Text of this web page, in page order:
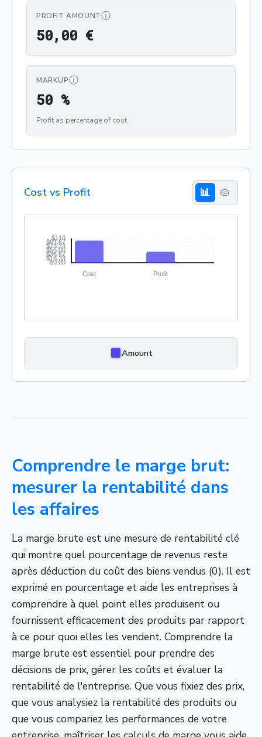
PROFIT AMOUNTⓘ
50, 00 €50,00 €
MARKUPⓘ
50 %50 %
Profit as percentage of cost
Cost vs Profit 📊 🥧
Amount
Comprendre le marge brut:
mesurer la rentabilité dans
les affaires
La marge brute est une mesure de rentabilité clé
qui montre quel pourcentage de revenus reste
après déduction du coût des biens vendus (0). Il est
exprimé en pourcentage et aide les entreprises à
comprendre à quel point elles produisent ou
fournissent efficacement des produits par rapport
à ce pour quoi elles les vendent. Comprendre la
marge brute est essentiel pour prendre des
décisions de prix, gérer les coûts et évaluer la
rentabilité de l'entreprise. Que vous fixiez des prix,
que vous analysiez la rentabilité des produits ou
que vous compariez les performances de votre